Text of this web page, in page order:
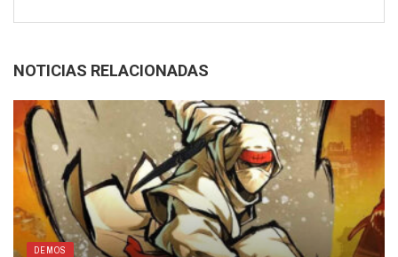
NOTICIAS RELACIONADAS
DEMOS